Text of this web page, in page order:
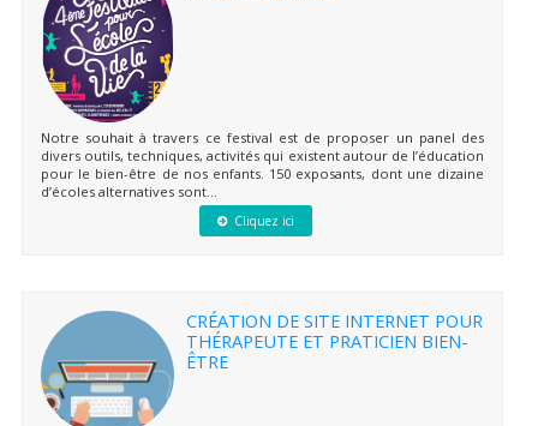
Notre souhait à travers ce festival est de proposer un panel des
divers outils, techniques, activités qui existent autour de l’éducation
pour le bien-être de nos enfants. 150 exposants, dont une dizaine
d’écoles alternatives sont...
Cliquez ici
CRÉATION DE SITE INTERNET POUR
THÉRAPEUTE ET PRATICIEN BIEN-
ÊTRE